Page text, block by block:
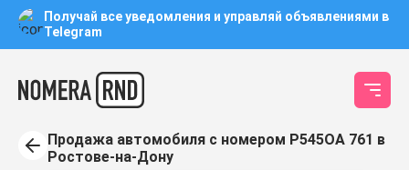
Получай все уведомления и управляй объявлениями в
Telegram
Продажа автомобиля с номером Р545ОА 761 в
Ростове-на-Дону